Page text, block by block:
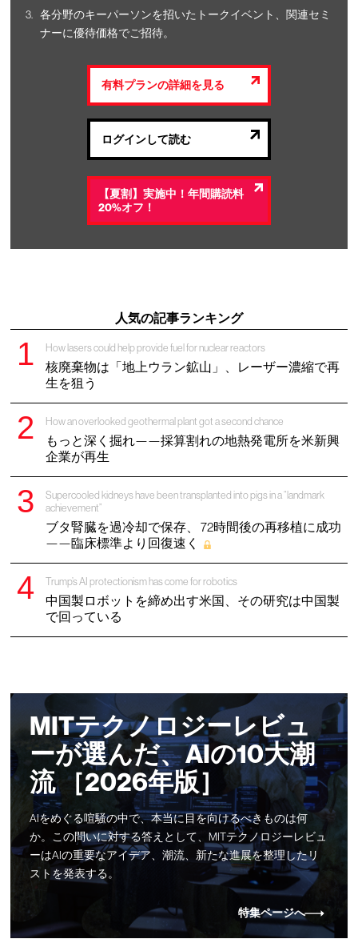
各分野のキーパーソンを招いたトークイベント、関連セミ
ナーに優待価格でご招待。
有料プランの詳細を見る
ログインして読む
【夏割】実施中！年間購読料
20%オフ！
人気の記事ランキング
How lasers could help provide fuel for nuclear reactors
核廃棄物は「地上ウラン鉱山」、レーザー濃縮で再
生を狙う
How an overlooked geothermal plant got a second chance
もっと深く掘れ——採算割れの地熱発電所を米新興
企業が再生
Supercooled kidneys have been transplanted into pigs in a “landmark
achievement”
ブタ腎臓を過冷却で保存、 72時間後の再移植に成功
——臨床標準より回復速く
Trump’s AI protectionism has come for robotics
中国製ロボットを締め出す米国、その研究は中国製
で回っている
MITテクノロジーレビュ
ーが選んだ、AIの10大潮
流 ［2026年版］
AIをめぐる喧騒の中で、本当に目を向けるべきものは何
か。この問いに対する答えとして、MITテクノロジーレビュ
ーはAIの重要なアイデア、潮流、新たな進展を整理したリ
ストを発表する。
特集ページへ